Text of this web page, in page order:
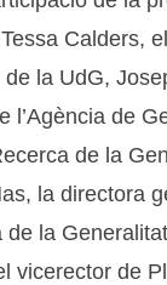
Calders,
la UdG,
l’Agència de
de la
la directora
la
vicerector de